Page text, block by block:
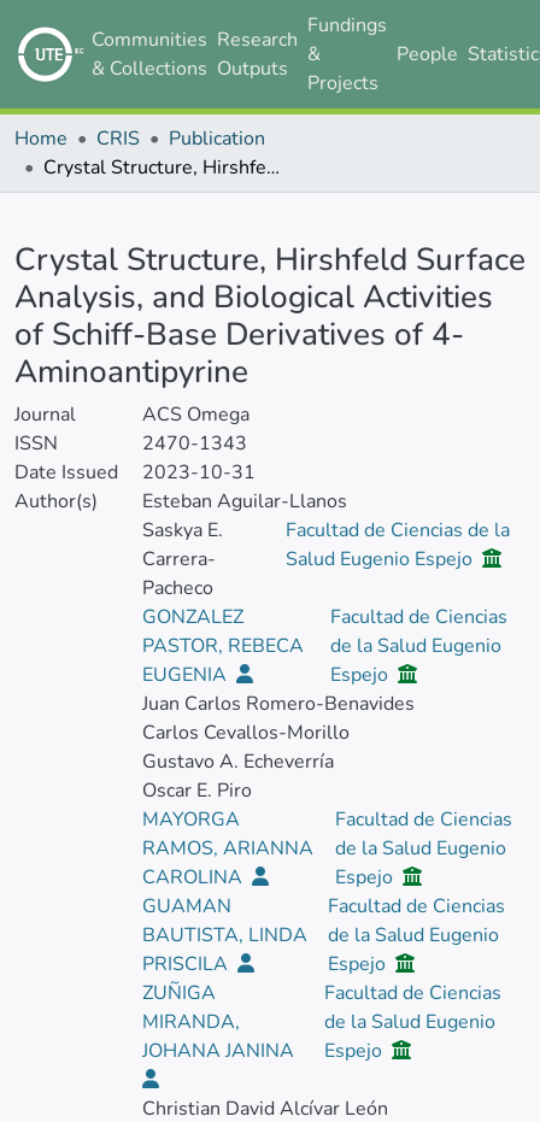
Communities
& Collections
Research
Outputs
Fundings
&
Projects
People
Home CRIS
Publication
Crystal Structure, Hirshfeld Surface Analysis, and Biological Activities of Schiff-Base Derivatives of 4-Aminoantipyrine
Crystal Structure, Hirshfeld Surface
Analysis, and Biological Activities
of Schiff-Base Derivatives of 4-
Aminoantipyrine
Journal
ACS Omega
ISSN
2470-1343
Date Issued
2023-10-31
Author(s)
Esteban Aguilar-Llanos
Saskya E.
Carrera-
Pacheco
Facultad de Ciencias de la
Salud Eugenio Espejo
GONZALEZ
PASTOR, REBECA
EUGENIA
Facultad de Ciencias
de la Salud Eugenio
Espejo
Juan Carlos Romero-Benavides
Carlos Cevallos-Morillo
Gustavo A. Echeverría
Oscar E. Piro
MAYORGA
RAMOS, ARIANNA
CAROLINA
Facultad de Ciencias
de la Salud Eugenio
Espejo
GUAMAN
BAUTISTA, LINDA
PRISCILA
Facultad de Ciencias
de la Salud Eugenio
Espejo
ZUÑIGA
MIRANDA,
JOHANA JANINA
Facultad de Ciencias
de la Salud Eugenio
Espejo
Christian David Alcívar León